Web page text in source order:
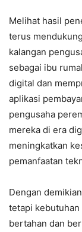
Melihat hasil
terus
kalangan
sebagai ibu
digital dan
aplikasi
pengusaha
mereka di era
meningkatkan
pemanfaatan
Dengan
tetapi
bertahan dan